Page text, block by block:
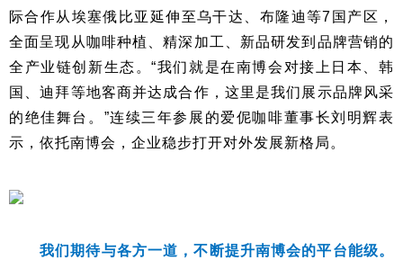
际合作从埃塞俄比亚延伸至乌干达、布隆迪等7国产区，
全面呈现从咖啡种植、精深加工、新品研发到品牌营销的
全产业链创新生态。“我们就是在南博会对接上日本、韩
国、迪拜等地客商并达成合作，这里是我们展示品牌风采
的绝佳舞台。”连续三年参展的爱伲咖啡董事长刘明辉表
示，依托南博会，企业稳步打开对外发展新格局。
我们期待与各方一道，不断提升南博会的平台能级。